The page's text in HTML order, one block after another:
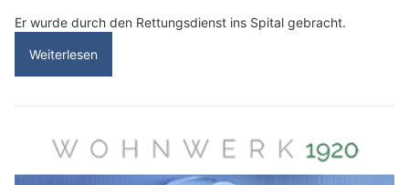
Er wurde durch den Rettungsdienst ins Spital gebracht.
Weiterlesen